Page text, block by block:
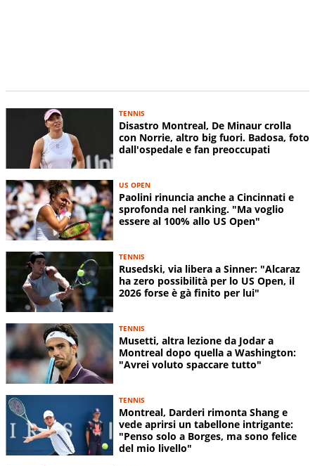
TENNIS
Disastro Montreal, De Minaur crolla
con Norrie, altro big fuori. Badosa, foto
dall'ospedale e fan preoccupati
US OPEN
Paolini rinuncia anche a Cincinnati e
sprofonda nel ranking. "Ma voglio
essere al 100% allo US Open"
TENNIS
Rusedski, via libera a Sinner: "Alcaraz
ha zero possibilità per lo US Open, il
2026 forse è gà finito per lui"
TENNIS
Musetti, altra lezione da Jodar a
Montreal dopo quella a Washington:
"Avrei voluto spaccare tutto"
TENNIS
Montreal, Darderi rimonta Shang e
vede aprirsi un tabellone intrigante:
"Penso solo a Borges, ma sono felice
del mio livello"